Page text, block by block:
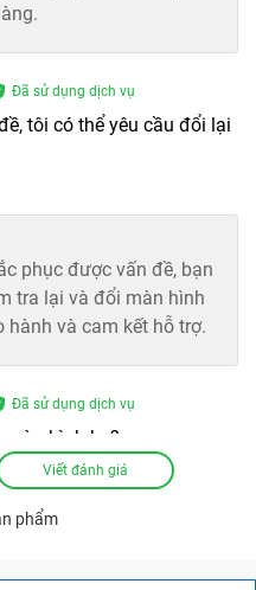
khi chạm hoặc bị loạn
sáng không đều, xuất
thị màu sắc không
xóa, không hiển thị hình
Viết đánh giá
Đã sử dụng dịch vụ
tôi có thể yêu cầu đổi lại
phục được vấn đề, bạn
tra lại và đổi màn hình
hành và cam kết hỗ trợ.
Đã sử dụng dịch vụ
hình ko?
màn hình ngay trước mặt
phẩm